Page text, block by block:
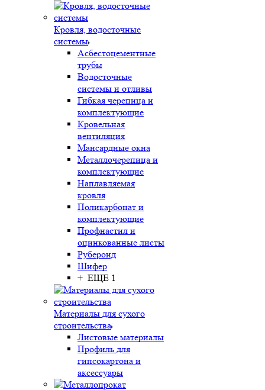
Кровля, водосточные
системы
Асбестоцементные
трубы
Водосточные
системы и отливы
Гибкая черепица и
комплектующие
Кровельная
вентиляция
Мансардные окна
Металлочерепица и
комплектующие
Наплавляемая
кровля
Поликарбонат и
комплектующие
Профнастил и
оцинкованные листы
Рубероид
Шифер
+ ЕЩЕ 1
Материалы для сухого
строительства
Листовые материалы
Профиль для
гипсокартона и
аксессуары